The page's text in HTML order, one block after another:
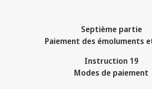
Septième partie
Paiement des émoluments
Instruction 19
Modes de paiement